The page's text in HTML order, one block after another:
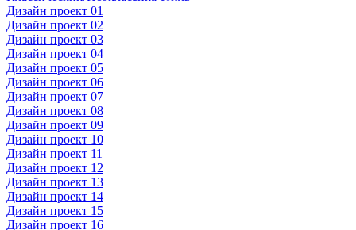
Дизайн проект 01
Дизайн проект 02
Дизайн проект 03
Дизайн проект 04
Дизайн проект 05
Дизайн проект 06
Дизайн проект 07
Дизайн проект 08
Дизайн проект 09
Дизайн проект 10
Дизайн проект 11
Дизайн проект 12
Дизайн проект 13
Дизайн проект 14
Дизайн проект 15
Дизайн проект 16